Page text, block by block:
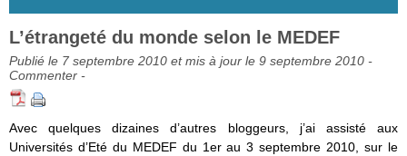
L’étrangeté du monde selon le MEDEF
Publié le 7 septembre 2010 et mis à jour le 9 septembre 2010 -
Commenter -
Avec quelques dizaines d’autres bloggeurs, j’ai assisté aux
Universités d’Eté du MEDEF du 1er au 3 septembre 2010, sur le